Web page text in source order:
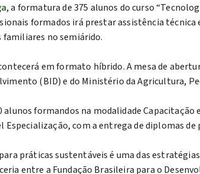
, a formatura de 375 alunos do curso
formados irá prestar assistência
no semiárido.
em formato híbrido. A mesa de
(BID) e do Ministério da Agricultura,
formandos na modalidade
com a entrega de diplomas
práticas sustentáveis é uma das
entre a Fundação Brasileira para o